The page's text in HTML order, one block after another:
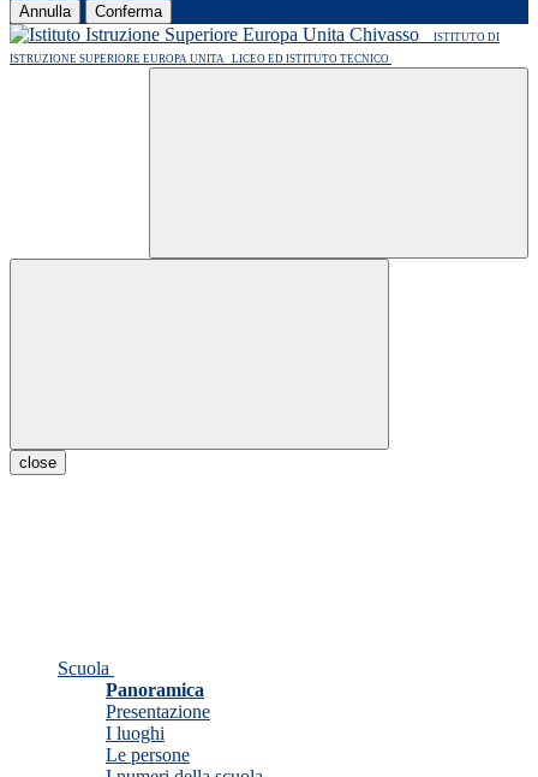
Annulla Conferma
ISTITUTO DI
ISTRUZIONE SUPERIORE EUROPA UNITA LICEO ED ISTITUTO TECNICO
close
Scuola
Panoramica
Presentazione
I luoghi
Le persone